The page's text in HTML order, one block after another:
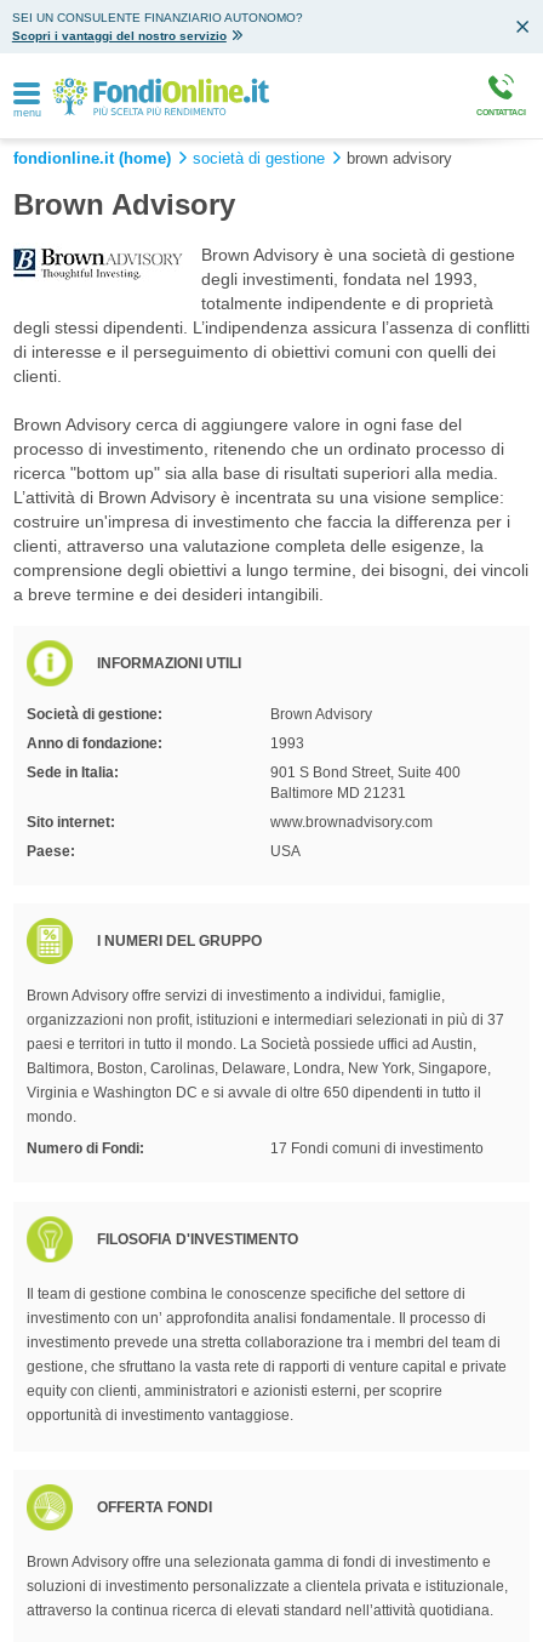
SEI UN CONSULENTE FINANZIARIO AUTONOMO?
Scopri i vantaggi del nostro servizio
menu CONTATTACI
fondionline.it (home) società di gestione brown advisory
Brown Advisory
Brown Advisory è una società di gestione
degli investimenti, fondata nel 1993,
totalmente indipendente e di proprietà
degli stessi dipendenti. L’indipendenza assicura l’assenza di conflitti
di interesse e il perseguimento di obiettivi comuni con quelli dei
clienti.
Brown Advisory cerca di aggiungere valore in ogni fase del
processo di investimento, ritenendo che un ordinato processo di
ricerca "bottom up" sia alla base di risultati superiori alla media.
L’attività di Brown Advisory è incentrata su una visione semplice:
costruire un'impresa di investimento che faccia la differenza per i
clienti, attraverso una valutazione completa delle esigenze, la
comprensione degli obiettivi a lungo termine, dei bisogni, dei vincoli
a breve termine e dei desideri intangibili.
INFORMAZIONI UTILI
Società di gestione:
Brown Advisory
Anno di fondazione:
1993
Sede in Italia:
901 S Bond Street, Suite 400
Baltimore MD 21231
Sito internet:
www.brownadvisory.com
Paese:
USA
I NUMERI DEL GRUPPO
Brown Advisory offre servizi di investimento a individui, famiglie,
organizzazioni non profit, istituzioni e intermediari selezionati in più di 37
paesi e territori in tutto il mondo. La Società possiede uffici ad Austin,
Baltimora, Boston, Carolinas, Delaware, Londra, New York, Singapore,
Virginia e Washington DC e si avvale di oltre 650 dipendenti in tutto il
mondo.
Numero di Fondi:
17 Fondi comuni di investimento
FILOSOFIA D'INVESTIMENTO
Il team di gestione combina le conoscenze specifiche del settore di
investimento con un’ approfondita analisi fondamentale. Il processo di
investimento prevede una stretta collaborazione tra i membri del team di
gestione, che sfruttano la vasta rete di rapporti di venture capital e private
equity con clienti, amministratori e azionisti esterni, per scoprire
opportunità di investimento vantaggiose.
OFFERTA FONDI
Brown Advisory offre una selezionata gamma di fondi di investimento e
soluzioni di investimento personalizzate a clientela privata e istituzionale,
attraverso la continua ricerca di elevati standard nell’attività quotidiana.